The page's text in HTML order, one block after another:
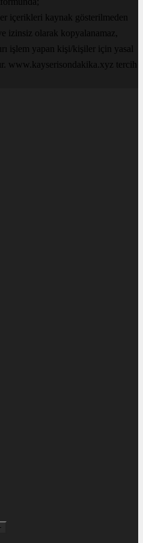
içerikleri kaynak gösterilmeden
izinsiz olarak kopyalanamaz,
işlem yapan kişi/kişiler için yasal
www.kayserisondakika.xyz tercih